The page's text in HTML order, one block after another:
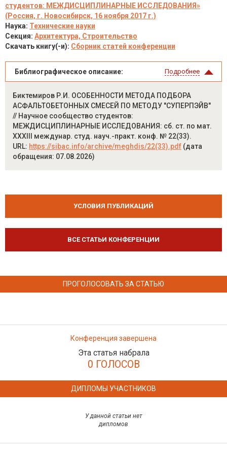
студентов: МЕЖДИСЦИПЛИНАРНЫЕ ИССЛЕДОВАНИЯ»
(Россия, г. Новосибирск, 16 ноября 2017 г.)
Наука: Технические науки
Секция: Архитектура, Строительство
Скачать книгу(-и): Сборник статей конференции
Библиографическое описание: Подробнее
Биктемиров Р.И. ОСОБЕННОСТИ МЕТОДА ПОДБОРА
АСФАЛЬТОБЕТОННЫХ СМЕСЕЙ ПО МЕТОДУ "СУПЕРПЭЙВ"
// Научное сообщество студентов:
МЕЖДИСЦИПЛИНАРНЫЕ ИССЛЕДОВАНИЯ: сб. ст. по мат.
XXXIII междунар. студ. науч.-практ. конф. № 22(33).
URL: https://sibac.info/archive/meghdis/22(33).pdf (дата
обращения: 07.08.2026)
УСЛОВИЯ ПУБЛИКАЦИЙ
ВСЕ СТАТЬИ КОНФЕРЕНЦИИ
ПРОГОЛОСОВАТЬ ЗА СТАТЬЮ
Конференция завершена
Эта статья набрала
0 ГОЛОСОВ
ДИПЛОМЫ УЧАСТНИКОВ
У данной статьи нет
дипломов